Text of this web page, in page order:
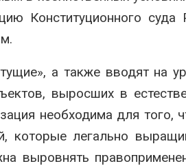
Конституционного
а также вводят на
выросших в
необходима для того,
которые легально
выровнять